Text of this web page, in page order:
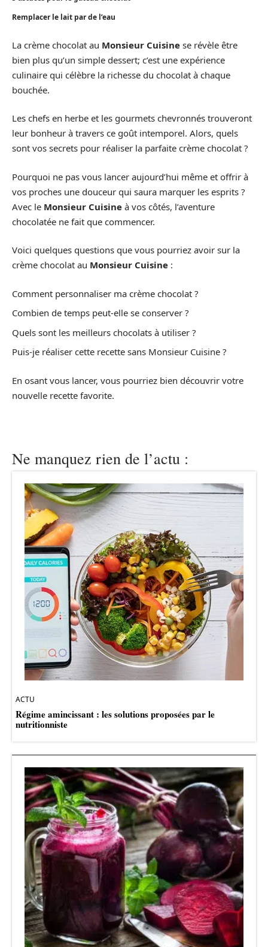
Remplacer le lait par de l’eau
La crème chocolat au Monsieur Cuisine se révèle être
bien plus qu’un simple dessert; c’est une expérience
culinaire qui célèbre la richesse du chocolat à chaque
bouchée.
Les chefs en herbe et les gourmets chevronnés trouveront
leur bonheur à travers ce goût intemporel. Alors, quels
sont vos secrets pour réaliser la parfaite crème chocolat ?
Pourquoi ne pas vous lancer aujourd’hui même et offrir à
vos proches une douceur qui saura marquer les esprits ?
Avec le Monsieur Cuisine à vos côtés, l’aventure
chocolatée ne fait que commencer.
Voici quelques questions que vous pourriez avoir sur la
crème chocolat au Monsieur Cuisine :
Comment personnaliser ma crème chocolat ?
Combien de temps peut-elle se conserver ?
Quels sont les meilleurs chocolats à utiliser ?
Puis-je réaliser cette recette sans Monsieur Cuisine ?
En osant vous lancer, vous pourriez bien découvrir votre
nouvelle recette favorite.
Ne manquez rien de l’actu :
ACTU
Régime amincissant : les solutions proposées par le
nutritionniste